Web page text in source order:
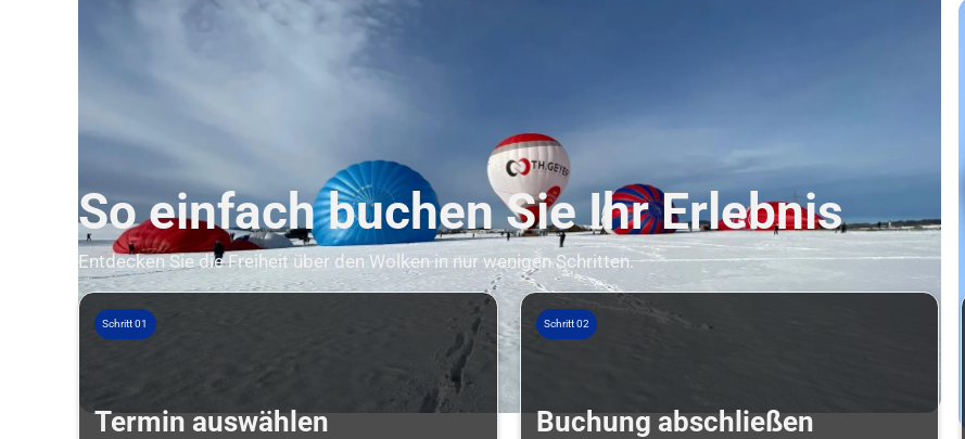
So einfach buchen Sie Ihr Erlebnis
Entdecken Sie die Freiheit über den Wolken in nur wenigen Schritten.
Schritt 01
Termin auswählen
Schritt 02
Buchung abschließen